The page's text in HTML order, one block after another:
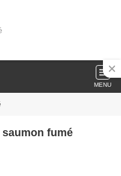
MENU
fumé